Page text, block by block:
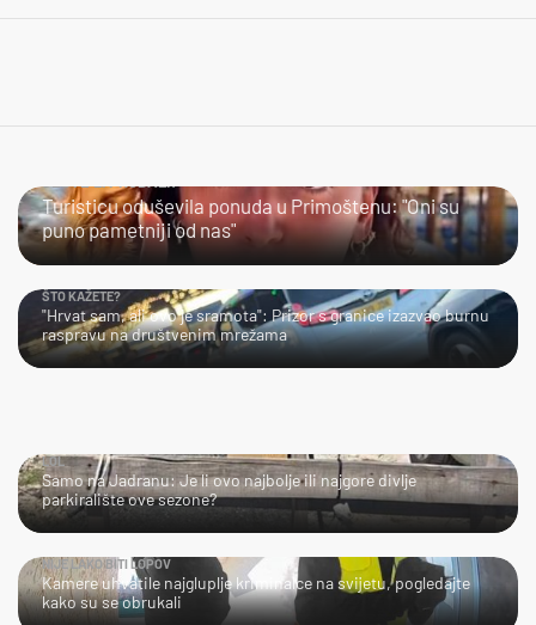
JESTE LI PROBALI?
Turisticu oduševila ponuda u Primoštenu: "Oni su
puno pametniji od nas"
ŠTO KAŽETE?
"Hrvat sam, ali ovo je sramota": Prizor s granice izazvao burnu
raspravu na društvenim mrežama
LOL
Samo na Jadranu: Je li ovo najbolje ili najgore divlje
parkiralište ove sezone?
NIJE LAKO BITI LOPOV
Kamere uhvatile najgluplje kriminalce na svijetu, pogledajte
kako su se obrukali